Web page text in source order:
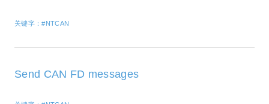
关键字：#NTCAN
Send CAN FD messages